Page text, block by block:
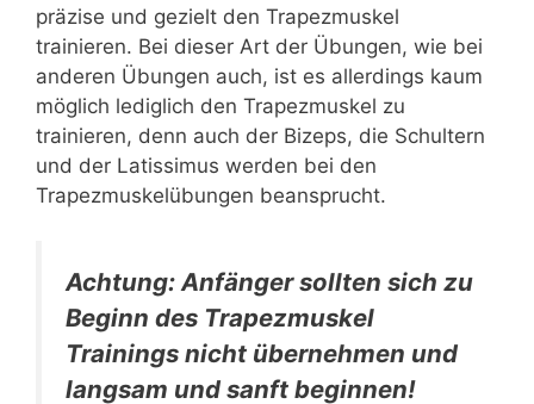
präzise und gezielt den Trapezmuskel
trainieren. Bei dieser Art der Übungen, wie bei
anderen Übungen auch, ist es allerdings kaum
möglich lediglich den Trapezmuskel zu
trainieren, denn auch der Bizeps, die Schultern
und der Latissimus werden bei den
Trapezmuskelübungen beansprucht.
Achtung: Anfänger sollten sich zu
Beginn des Trapezmuskel
Trainings nicht übernehmen und
langsam und sanft beginnen!